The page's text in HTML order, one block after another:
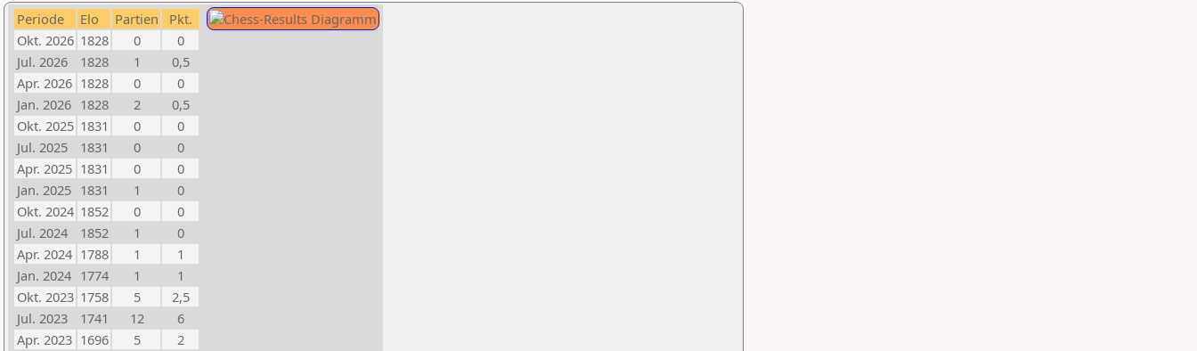
Periode Elo Partien
Pkt.
Okt. 2026 1828 0
0
Jul. 2026
1828 1
0,5
Apr. 2026 1828 0
0
Jan. 2026 1828 2
0,5
Okt. 2025 1831 0
0
Jul. 2025
1831 0
0
Apr. 2025 1831 0
0
Jan. 2025 1831 1
0
Okt. 2024 1852 0
0
Jul. 2024
1852 1
0
Apr. 2024 1788 1
1
Jan. 2024 1774 1
1
Okt. 2023 1758 5
2,5
Jul. 2023
1741 12
6
Apr. 2023 1696 5
2